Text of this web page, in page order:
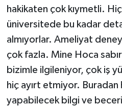
hakikaten çok kıymetli.
üniversitede bu kadar
almıyorlar. Ameliyat
çok fazla. Mine Hoca
bizimle ilgileniyor, çok iş
hiç ayırt etmiyor.
yapabilecek bilgi ve